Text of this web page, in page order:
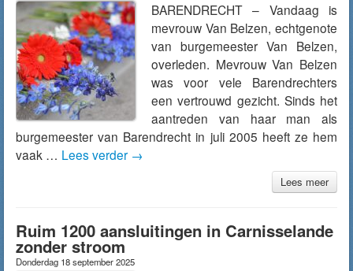
BARENDRECHT – Vandaag is
mevrouw Van Belzen, echtgenote
van burgemeester Van Belzen,
overleden. Mevrouw Van Belzen
was voor vele Barendrechters
een vertrouwd gezicht. Sinds het
aantreden van haar man als
burgemeester van Barendrecht in juli 2005 heeft ze hem
vaak … Lees verder →
Lees meer
Ruim 1200 aansluitingen in Carnisselande
zonder stroom
Donderdag 18 september 2025